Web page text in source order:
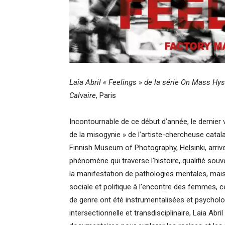
Laia Abril « Feelings » de la série On Mass
Calvaire, Paris
Incontournable de ce début d’année, le
de la misogynie » de l’artiste-chercheuse
Finnish Museum of Photography, Helsinki,
phénomène qui traverse l’histoire, qualifié
la manifestation de pathologies mentales,
sociale et politique à l’encontre des femmes,
de genre ont été instrumentalisées et
intersectionnelle et transdisciplinaire, Laia